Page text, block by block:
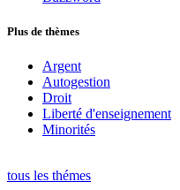
Plus de thèmes
Argent
Autogestion
Droit
Liberté d'enseignement
Minorités
tous les thémes